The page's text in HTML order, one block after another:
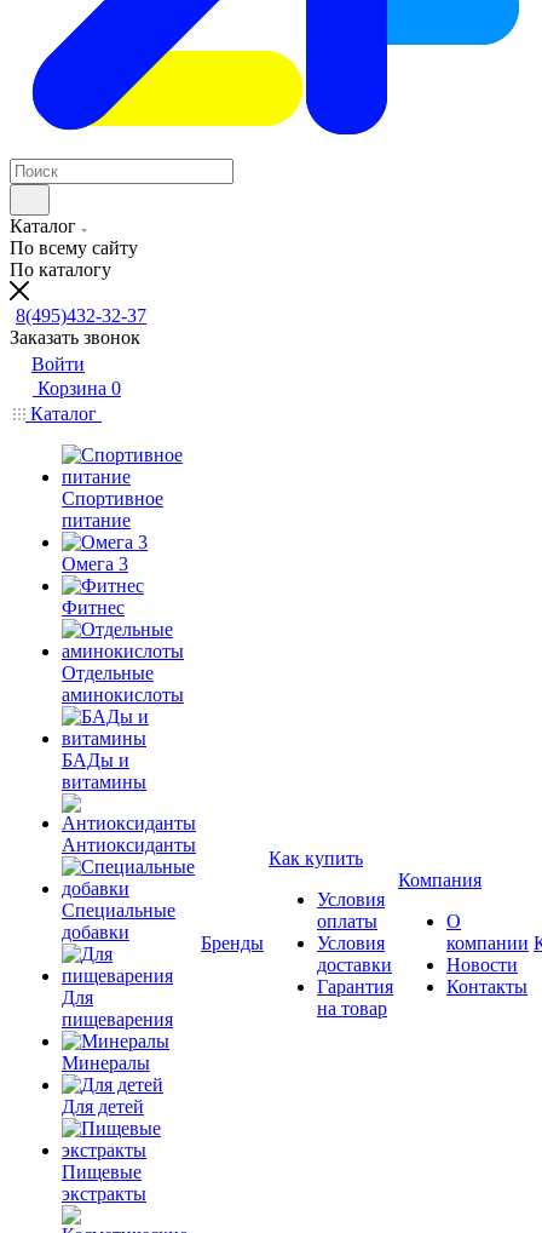
Каталог
По всему сайту
По каталогу
8(495)432-32-37
Заказать звонок
Войти
Корзина 0
Каталог
Спортивное
питание
Омега 3
Фитнес
Отдельные
аминокислоты
БАДы и
витамины
Антиоксиданты
Специальные
добавки
Для
пищеварения
Минералы
Для детей
Пищевые
экстракты
Бренды
Как купить
Условия
оплаты
Условия
доставки
Гарантия
на товар
Компания
О
компании
Новости
Контакты